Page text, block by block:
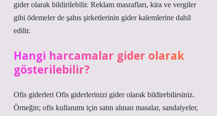
gider olarak bildirilebilir. Reklam masrafları, kira ve vergiler
gibi ödemeler de şahıs şirketlerinin gider kalemlerine dahil
edilir.
Hangi harcamalar gider olarak
gösterilebilir?
Ofis giderleri Ofis giderlerinizi gider olarak bildirebilirsiniz.
Örneğin; ofis kullanımı için satın alınan masalar, sandalyeler,